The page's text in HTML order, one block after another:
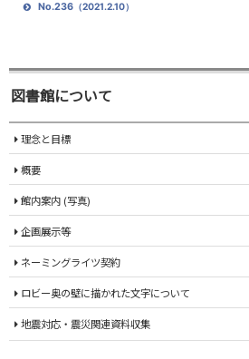
No.236（2021.2.10）
図書館について
理念と目標
概要
館内案内 (写真)
企画展示等
ネーミングライツ契約
ロビー奥の壁に描かれた文字について
地震対応・震災関連資料収集